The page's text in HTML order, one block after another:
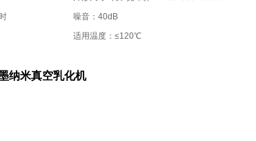
噪音：40dB
适用温度：≤120℃
纳米真空乳化机